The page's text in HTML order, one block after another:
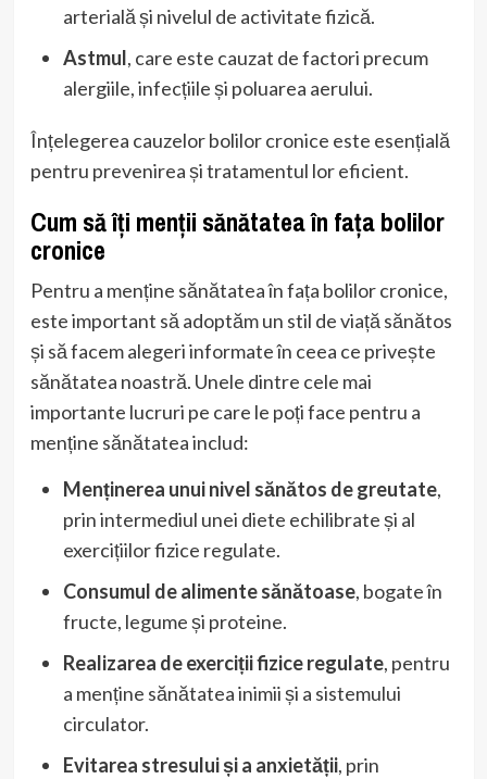
arterială și nivelul de activitate fizică.
Astmul, care este cauzat de factori precum
alergiile, infecțiile și poluarea aerului.
Înțelegerea cauzelor bolilor cronice este esențială
pentru prevenirea și tratamentul lor eficient.
Cum să îți menții sănătatea în fața bolilor
cronice
Pentru a menține sănătatea în fața bolilor cronice,
este important să adoptăm un stil de viață sănătos
și să facem alegeri informate în ceea ce privește
sănătatea noastră. Unele dintre cele mai
importante lucruri pe care le poți face pentru a
menține sănătatea includ:
Menținerea unui nivel sănătos de greutate,
prin intermediul unei diete echilibrate și al
exercițiilor fizice regulate.
Consumul de alimente sănătoase, bogate în
fructe, legume și proteine.
Realizarea de exerciții fizice regulate, pentru
a menține sănătatea inimii și a sistemului
circulator.
Evitarea stresului și a anxietății, prin